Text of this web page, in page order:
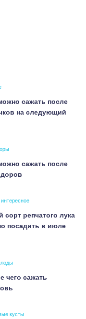
сажать после
на следующий
сажать после
сорт репчатого лука
посадить в июле
чего сажать
кусты